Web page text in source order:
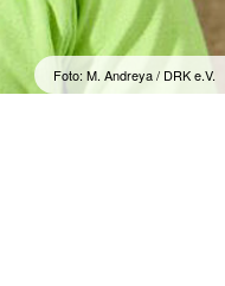
Foto: M. Andreya / DRK e.V.